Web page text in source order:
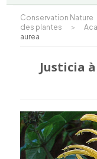
Conservation Nature
des plantes
>
aurea
Justicia